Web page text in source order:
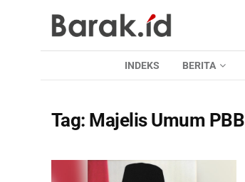
INDEKS BERITA
Tag: Majelis Umum PBB